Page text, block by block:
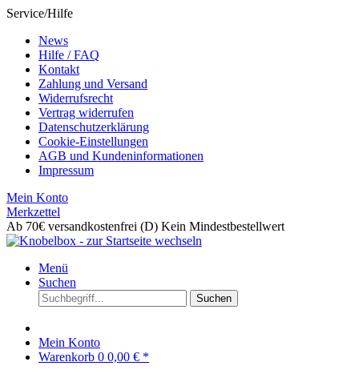
Service/Hilfe
News
Hilfe / FAQ
Kontakt
Zahlung und Versand
Widerrufsrecht
Vertrag widerrufen
Datenschutzerklärung
Cookie-Einstellungen
AGB und Kundeninformationen
Impressum
Mein Konto
Merkzettel
Ab 70€ versandkostenfrei (D) Kein Mindestbestellwert
Menü
Suchen
Suchen
Mein Konto
Warenkorb 0 0,00 € *